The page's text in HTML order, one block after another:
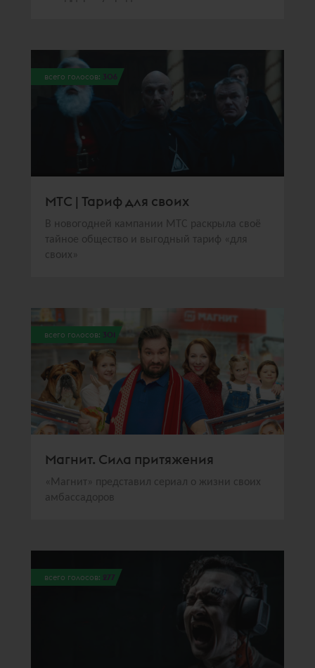
всего голосов: 306
МТС | Тариф для своих
В новогодней кампании МТС раскрыла своё
тайное общество и выгодный тариф «для
своих»
всего голосов: 301
Магнит. Сила притяжения
«Магнит» представил сериал о жизни своих
амбассадоров
всего голосов: 277